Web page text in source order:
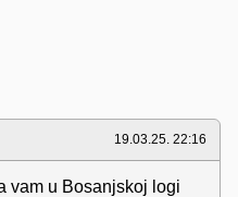
19.03.25. 22:16
vam u Bosanjskoj logi